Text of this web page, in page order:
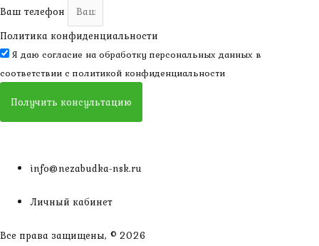
Ваш телефон
Политика конфиденциальности
Я даю согласие на обработку персональных данных в
соответствии с политикой конфиденциальности
Получить консультацию
info@nezabudka-nsk.ru
Личный кабинет
Все права защищены, © 2026